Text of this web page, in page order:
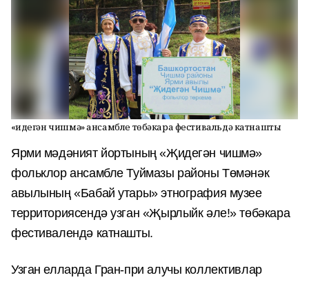
«Җидегән чишмә» ансамбле төбәкара фестивальдә катнашты
Ярми мәдәният йортының «Җидегән чишмә»
фольклор ансамблеТуймазы районы Төмәнәк
авылының «Бабай утары» этнография музее
территориясендә узган «Җырлыйк әле!» төбәкара
фестивалендә катнашты.
Узган елларда Гран-при алучы коллективлар